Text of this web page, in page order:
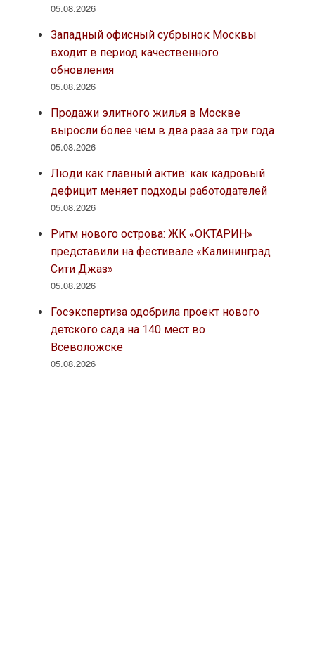
05.08.2026
Западный офисный субрынок Москвы
входит в период качественного
обновления
05.08.2026
Продажи элитного жилья в Москве
выросли более чем в два раза за три года
05.08.2026
Люди как главный актив: как кадровый
дефицит меняет подходы работодателей
05.08.2026
Ритм нового острова: ЖК «ОКТАРИН»
представили на фестивале «Калининград
Сити Джаз»
05.08.2026
Госэкспертиза одобрила проект нового
детского сада на 140 мест во
Всеволожске
05.08.2026